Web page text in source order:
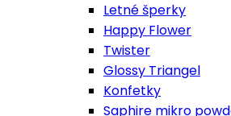
Letné šperky
Happy Flower
Twister
Glossy Triangel
Konfetky
Saphire mikro